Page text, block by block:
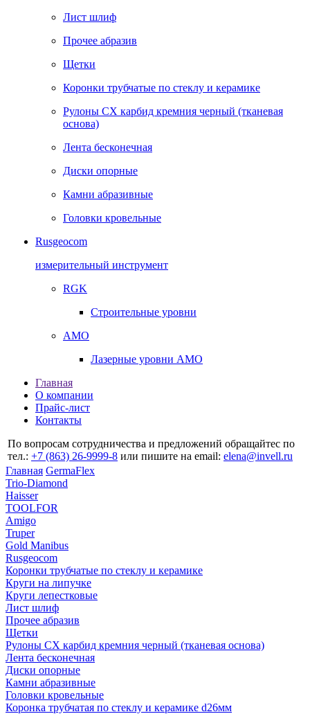
Лист шлиф
Прочее абразив
Щетки
Коронки трубчатые по стеклу и керамике
Рулоны CX карбид кремния черный (тканевая
основа)
Лента бесконечная
Диски опорные
Камни абразивные
Головки кровельные
Rusgeocom
измерительный инструмент
RGK
Строительные уровни
AMO
Лазерные уровни AMO
Главная
О компании
Прайс-лист
Контакты
По вопросам сотрудничества и предложений обращайтес по
тел.: +7 (863) 26‐9999‐8 или пишите на email: elena@invell.ru
Главная GermaFlex
Trio-Diamond
Haisser
TOOLFOR
Amigo
Truper
Gold Manibus
Rusgeocom
Коронки трубчатые по стеклу и керамике
Круги на липучке
Круги лепестковые
Лист шлиф
Прочее абразив
Щетки
Рулоны CX карбид кремния черный (тканевая основа)
Лента бесконечная
Диски опорные
Камни абразивные
Головки кровельные
Коронка трубчатая по стеклу и керамике d26мм